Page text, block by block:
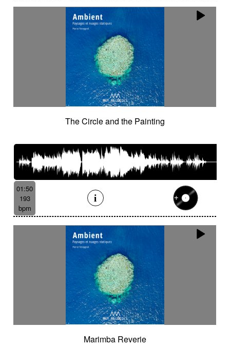
The Circle and the Painting
01:50
193
bpm
Marimba Reverie